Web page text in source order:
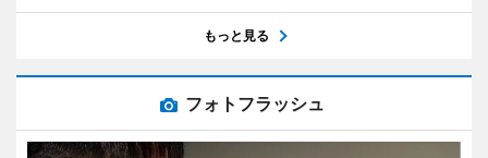
もっと見る
フォトフラッシュ